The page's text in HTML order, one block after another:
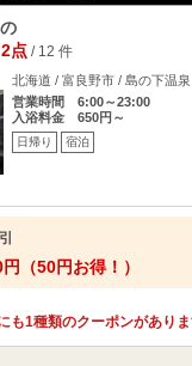
点/ 12 件
北海道 / 富良野市 / 島の下温泉
営業時間 6:00～23:00
入浴料金 650円～
日帰り 宿泊
（50円お得！）
も1種類のクーポンがあり